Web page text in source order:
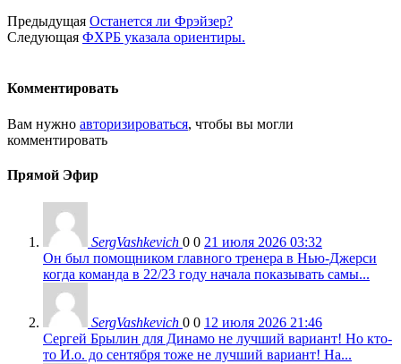
Предыдущая Останется ли Фрэйзер?
Следующая ФХРБ указала ориентиры.
Комментировать
Вам нужно авторизироваться, чтобы вы могли
комментировать
Прямой Эфир
SergVashkevich 0 0 21 июля 2026 03:32
Он был помощником главного тренера в Нью-Джерси
когда команда в 22/23 году начала показывать самы...
SergVashkevich 0 0 12 июля 2026 21:46
Сергей Брылин для Динамо не лучший вариант! Но кто-
то И.о. до сентября тоже не лучший вариант! На...